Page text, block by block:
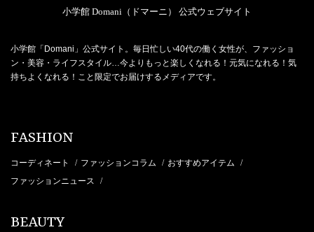
小学館 Domani（ドマーニ） 公式ウェブサイト
小学館「Domani」公式サイト。毎日忙しい40代の働く女性が、ファッショ
ン・美容・ライフスタイル…今よりもっと楽しくなれる！元気になれる！気
持ちよくなれる！こと限定でお届けするメディアです。
FASHION
コーディネート / ファッションコラム / おすすめアイテム /
ファッションニュース /
BEAUTY